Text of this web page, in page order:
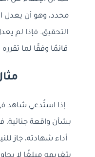
محدد، وهو أن يعدل
التحقيق. فإذا لم
قائمًا وفقًا لما
إذا استُدعي شاهد
بشأن واقعة
أداء شهادته، جاز